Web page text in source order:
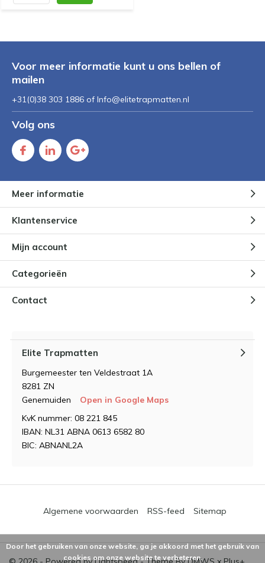
Voor meer informatie kunt u ons bellen of
mailen
+31(0)38 303 1886 of Info@elitetrapmatten.nl
Volg ons
Meer informatie
Klantenservice
Mijn account
Categorieën
Contact
Elite Trapmatten
Burgemeester ten Veldestraat 1A
8281 ZN
Genemuiden
Open in Google Maps
KvK nummer: 08 221 845
IBAN: NL31 ABNA 0613 6582 80
BIC: ABNANL2A
Algemene voorwaarden RSS-feed Sitemap
Door het gebruiken van onze website, ga je akkoord met het gebruik van
cookies om onze website te verbeteren.